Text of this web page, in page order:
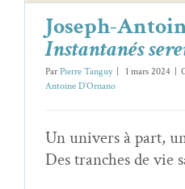
Joseph-
Instantanés
ParPierre Tanguy 1 mars 2024
Antoine D’Ornano
Un univers à part,
Des tranches de vie